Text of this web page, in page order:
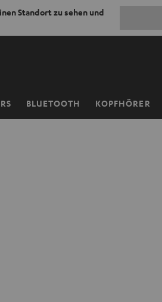
Standort zu sehen und
BLUETOOTH KOPFHÖRER